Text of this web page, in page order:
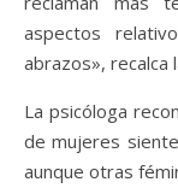
aspectos
abrazos», recalca
La psicóloga
de mujeres
aunque otras